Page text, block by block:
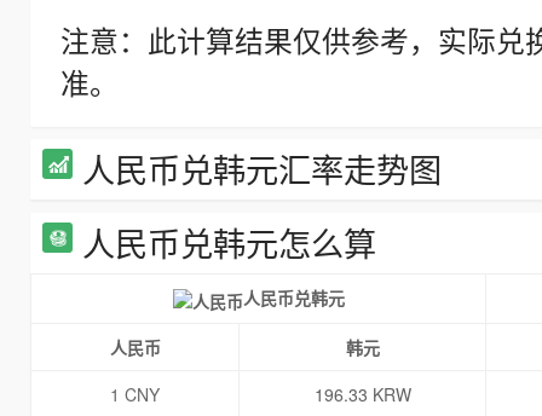
注意：此计算结果仅供参考，实际
准。
人民币兑韩元汇率走势图
人民币兑韩元怎么算
人民币兑韩元
人民币
韩元
1 CNY
196.33 KRW